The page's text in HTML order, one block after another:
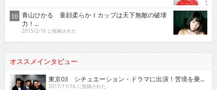
青山ひかる 童顔柔らかＩカップは天下無敵の破壊
力！...
2015/2/16 に投稿された
オススメインタビュー
東京03 シチュエーション・ドラマに出演！苦境を乗...
2017/11/16 に投稿された